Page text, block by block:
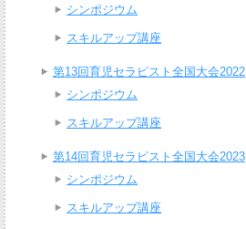
シンポジウム
スキルアップ講座
第13回育児セラピスト全国大会2022
シンポジウム
スキルアップ講座
第14回育児セラピスト全国大会2023
シンポジウム
スキルアップ講座